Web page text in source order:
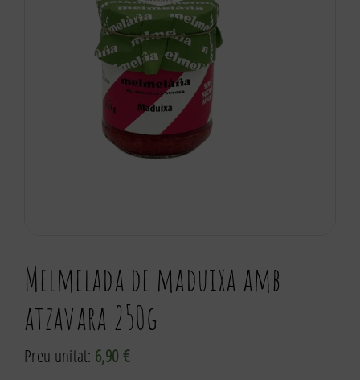
Melmelada de maduixa amb
atzavara 250g
Preu unitat: 6,90 €